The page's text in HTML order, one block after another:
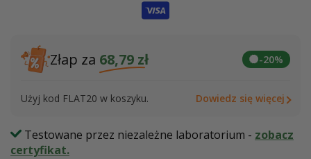
Złap za 68,79 zł -20%
Użyj kod FLAT20 w koszyku. Dowiedz się więcej
Testowane przez niezależne laboratorium - zobacz
certyfikat.